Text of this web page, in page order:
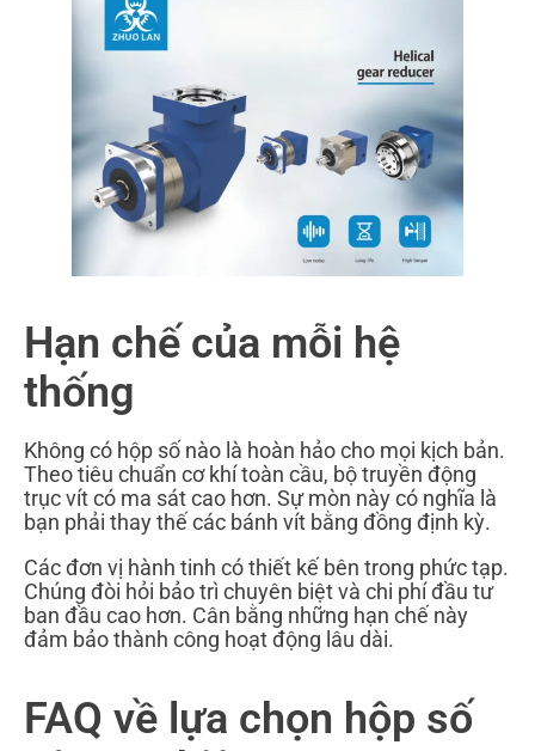
Hạn chế của mỗi hệ
thống
Không có hộp số nào là hoàn hảo cho mọi kịch bản.
Theo tiêu chuẩn cơ khí toàn cầu, bộ truyền động
trục vít có ma sát cao hơn. Sự mòn này có nghĩa là
bạn phải thay thế các bánh vít bằng đồng định kỳ.
Các đơn vị hành tinh có thiết kế bên trong phức tạp.
Chúng đòi hỏi bảo trì chuyên biệt và chi phí đầu tư
ban đầu cao hơn. Cân bằng những hạn chế này
đảm bảo thành công hoạt động lâu dài.
FAQ về lựa chọn hộp số